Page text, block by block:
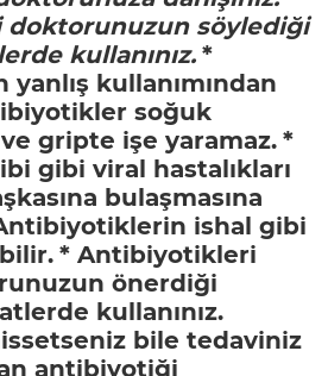
söylediği
kullanınız. *
kullanımından
soğuk
ve gripte işe yaramaz. *
gibi viral hastalıkları
bulaşmasına
ishal gibi
* Antibiyotikleri
önerdiği
kullanınız.
bile tedaviniz
antibiyotiği